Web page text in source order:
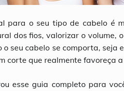
para o seu tipo de cabelo é
dos fios, valorizar o volume,
seu cabelo se comporta, seja
corte que realmente favoreça
esse guia completo para